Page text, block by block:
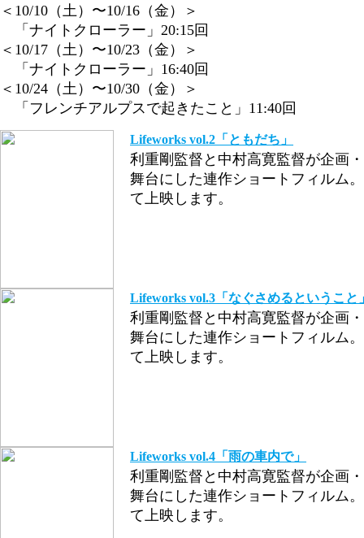
＜10/10（土）〜10/16（金）＞
「ナイトクローラー」20:15回
＜10/17（土）〜10/23（金）＞
「ナイトクローラー」16:40回
＜10/24（土）〜10/30（金）＞
「フレンチアルプスで起きたこと」11:40回
Lifeworks vol.2「ともだち」
利重剛監督と中村高寛監督が企画
舞台にした連作ショートフィルム
て上映します。
Lifeworks vol.3「なぐさめるということ
利重剛監督と中村高寛監督が企画
舞台にした連作ショートフィルム
て上映します。
Lifeworks vol.4「雨の車内で」
利重剛監督と中村高寛監督が企画
舞台にした連作ショートフィルム
て上映します。